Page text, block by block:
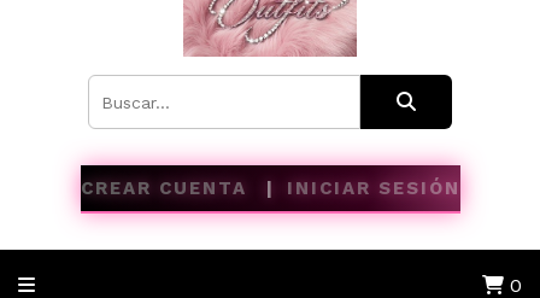
CREAR CUENTA INICIAR SESIÓN
0